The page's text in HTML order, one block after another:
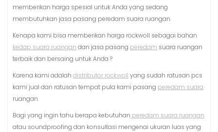
memberikan harga spesial untuk Anda yang sedang
membutuhkan jasa pasang peredam suara ruangan.
Kenapa kami bisa memberikan harga rockwoll sebagai bahan
kedap suara ruangan dan jasa pasang peredam suara ruangan
terbaik dan bersaing untuk Anda ?
Karena kami adalah distributor rockwoll yang sudah ratusan pcs
kami jual dan ratusan tempat pula kami pasang peredam suara
ruangan.
Bagi yang ingin tahu berapa kebutuhan peredam suara ruangan
atau soundproofing dan konsultasi mengenai ukuran luas yang